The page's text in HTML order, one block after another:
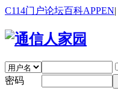
C114门户论坛百科APPEN|
密码